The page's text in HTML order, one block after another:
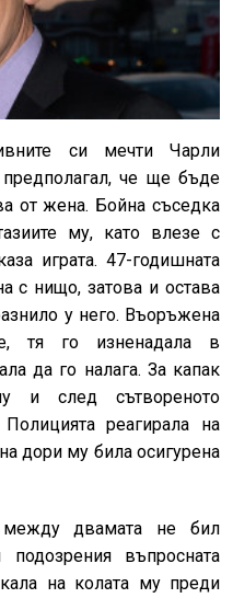
си мечти Чарли
че ще бъде
от жена. Бойна съседка
му, като влезе с
играта. 47-годишната
с нищо, затова и остава
у него. Въоръжена
тя го изненадала в
да го налага. За капак
и след сътвореното
реагирала на
дори му била осигурена
двамата не бил
въпросната
на колата му преди